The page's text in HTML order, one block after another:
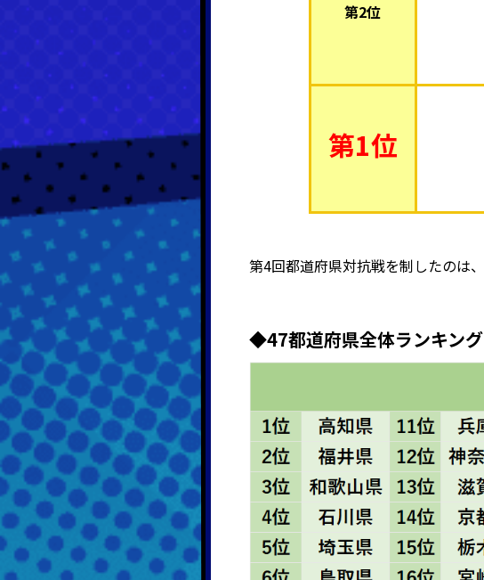
第2位
第1位
第4回都道府県対抗戦を制したのは、
◆47都道府県全体ランキング